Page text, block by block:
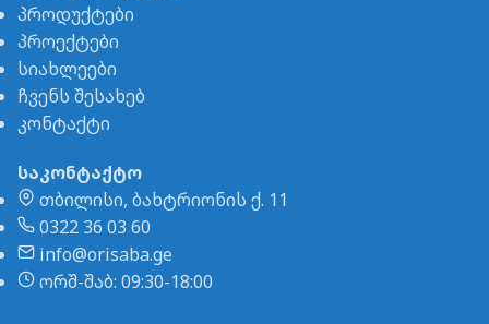
პროდუქტები
პროექტები
სიახლეები
ჩვენს შესახებ
კონტაქტი
საკონტაქტო
თბილისი, ბახტრიონის ქ. 11
0322 36 03 60
info@orisaba.ge
ორშ-შაბ: 09:30-18:00